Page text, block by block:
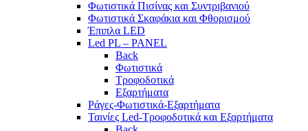
Φωτιστικά Πισίνας και Συντριβανιού
Φωτιστικά Σκαφάκια και Φθορισμού
Έπιπλα LED
Led PL – PANEL
Back
Φωτιστικά
Τροφοδοτικά
Εξαρτήματα
Ράγες-Φωτιστικά-Εξαρτήματα
Ταινίες Led-Τροφοδοτικά και Εξαρτήματα